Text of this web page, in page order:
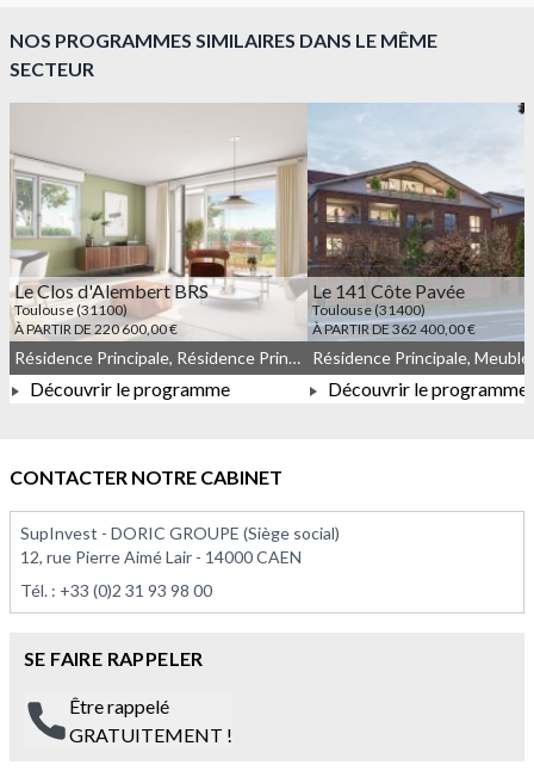
NOS PROGRAMMES SIMILAIRES DANS LE MÊME
SECTEUR
Le Clos d'Alembert BRS
Toulouse (31100)
À PARTIR DE 220 600,00 €
À PARTIR DE 220 600,00 €
Résidence Principale, Résidence Principale
Découvrir le programme
Le 141 Côte Pavée
Toulouse (31400)
À PARTIR DE 362 400,00 €
Découvrir le programme
CONTACTER NOTRE CABINET
SupInvest - DORIC GROUPE (Siège social)
12, rue Pierre Aimé Lair - 14000 CAEN
Tél. : +33 (0)2 31 93 98 00
SE FAIRE RAPPELER
Être rappelé
GRATUITEMENT !